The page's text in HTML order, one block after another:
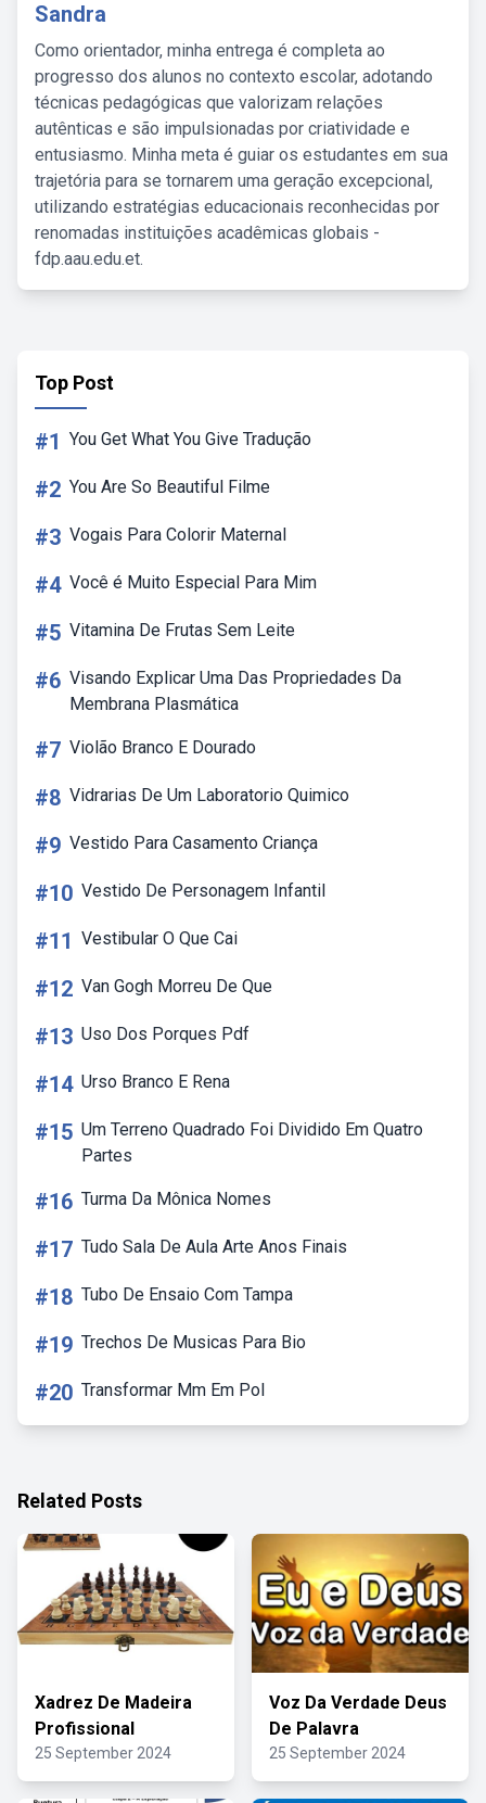
Sandra
Como orientador, minha entrega é completa ao
progresso dos alunos no contexto escolar, adotando
técnicas pedagógicas que valorizam relações
autênticas e são impulsionadas por criatividade e
entusiasmo. Minha meta é guiar os estudantes em sua
trajetória para se tornarem uma geração excepcional,
utilizando estratégias educacionais reconhecidas por
renomadas instituições acadêmicas globais -
fdp.aau.edu.et.
Top Post
#1 You Get What You Give Tradução
#2 You Are So Beautiful Filme
#3 Vogais Para Colorir Maternal
#4 Você é Muito Especial Para Mim
#5 Vitamina De Frutas Sem Leite
#6 Visando Explicar Uma Das Propriedades Da
Membrana Plasmática
#7 Violão Branco E Dourado
#8 Vidrarias De Um Laboratorio Quimico
#9 Vestido Para Casamento Criança
#10 Vestido De Personagem Infantil
#11 Vestibular O Que Cai
#12 Van Gogh Morreu De Que
#13 Uso Dos Porques Pdf
#14 Urso Branco E Rena
#15 Um Terreno Quadrado Foi Dividido Em Quatro
Partes
#16 Turma Da Mônica Nomes
#17 Tudo Sala De Aula Arte Anos Finais
#18 Tubo De Ensaio Com Tampa
#19 Trechos De Musicas Para Bio
#20 Transformar Mm Em Pol
Related Posts
Xadrez De Madeira
Profissional
25 September 2024
Voz Da Verdade Deus
De Palavra
25 September 2024